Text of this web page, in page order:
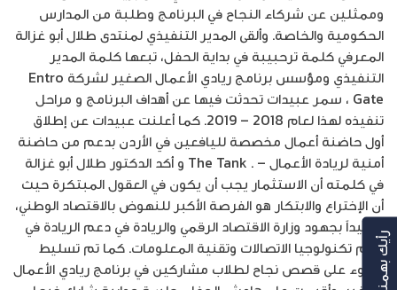
وممثلين عن شركاء النجاح في البرنامج وطلبة من المدارس
الحكومية والخاصة. وألقى المدير التنفيذي لمنتدى طلال أبو غزالة
المعرفي كلمة ترحبيبة في بداية الحفل، تبعها كلمة المدير
التنفيذي ومؤسس برنامج ريادي الأعمال الصغير لشركة Entro
Gate ، سمر عبيدات تحدثت فيها عن أهداف البرنامج و مراحل
تنفيذه لهذا لعام 2018 – 2019. كما أعلنت عبيدات عن إطلاق
أول حاضنة أعمال مخصصة لليافعين في الأردن بدعم من حاضنة
أمنية لريادة الأعمال – . The Tank و أكد الدكتور طلال أبو غزالة
في كلمته أن الاستثمار يجب أن يكون في العقول المبتكرة حيث
أن الإختراع والابتكار هو الفرصة الأكبر للنهوض بالاقتصاد الوطني،
مشيداً بجهود وزارة الاقتصاد الرقمي والريادة في دعم الريادة في
عالم تكنولوجيا الاتصالات وتقنية المعلومات. كما تم تسليط
الضوء على قصص نجاح لطلاب مشاركين في برنامج ريادي الأعمالرأيك بهمنا